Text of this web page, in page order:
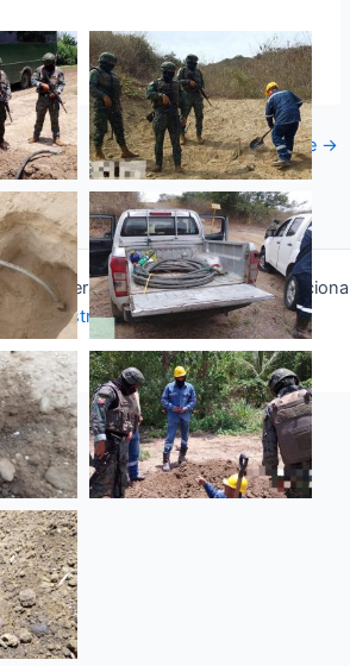
Entrada siguiente →
Fuerza Aérea Ecuatoriana | Funciona
Tema Astra para WordPress